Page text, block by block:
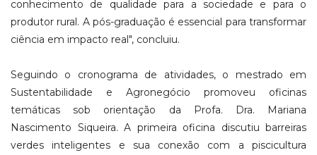
conhecimento de qualidade para a sociedade e para o
produtor rural. A pós-graduação é essencial para transformar
ciência em impacto real", concluiu.
Seguindo o cronograma de atividades, o mestrado em
Sustentabilidade e Agronegócio promoveu oficinas
temáticas sob orientação da Profa. Dra. Mariana
Nascimento Siqueira. A primeira oficina discutiu barreiras
verdes inteligentes e sua conexão com a piscicultura